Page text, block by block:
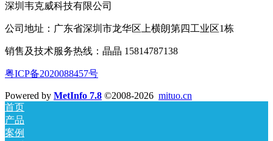
深圳韦克威科技有限公司
公司地址：广东省深圳市龙华区上横朗第四工业区1栋
销售及技术服务热线：晶晶 15814787138
粤ICP备2020088457号
Powered by MetInfo 7.8 ©2008-2026 mituo.cn
首页
产品
案例